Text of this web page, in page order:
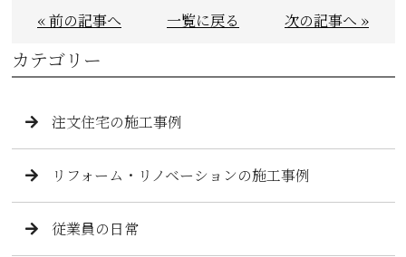
« 前の記事へ 一覧に戻る 次の記事へ »
カテゴリー
注文住宅の施工事例
リフォーム・リノベーションの施工事例
従業員の日常